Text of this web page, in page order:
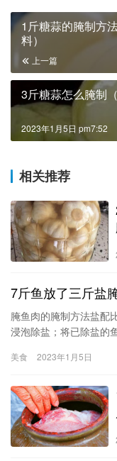
1斤糖蒜的腌制方
料）
上一篇
3斤糖蒜怎么腌制
2023年1月5日 pm7:52
相关推荐
7斤鱼放了三斤盐
腌鱼肉的腌制方法盐配
浸泡除盐；将已除盐的
姜片、五香粉或卤水、
美食 2023年1月5日